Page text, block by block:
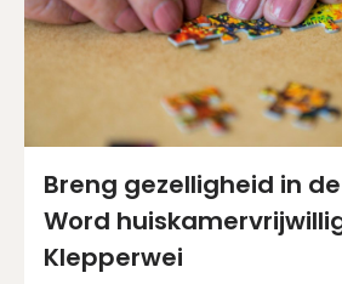
Breng gezelligheid in
Word
Klepperwei